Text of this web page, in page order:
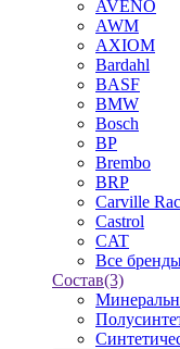
AVENO
AWM
AXIOM
Bardahl
BASF
BMW
Bosch
BP
Brembo
BRP
Carville
Castrol
CAT
Все
Состав(3)